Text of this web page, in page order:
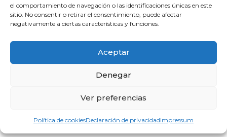
el comportamiento de navegación o las identificaciones únicas en este
sitio. No consentir o retirar el consentimiento, puede afectar
negativamente a ciertas características y funciones.
Aceptar
Denegar
Ver preferencias
Política de cookiesDeclaración de privacidadImpressum
ámbito mixto.
4.000 al de hombres en activo, y la
diferencia es aún mayor en la Pública
Debemos insistir a la Administración en que
aumenten las medidas de conciliación, la
lactancia de todas ellas. Intentar eliminar las
de hombres y mujeres.